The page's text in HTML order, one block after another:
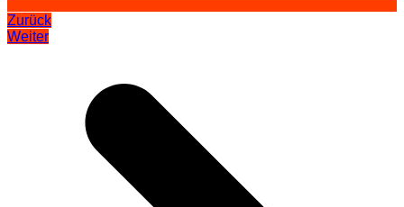
Zurück
Weiter